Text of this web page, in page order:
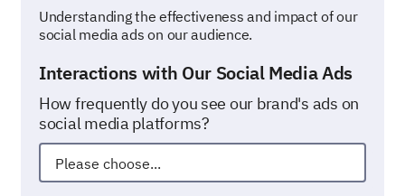
Understanding the effectiveness and impact of our
social media ads on our audience.
Interactions with Our Social Media Ads
How frequently do you see our brand's ads on
social media platforms?